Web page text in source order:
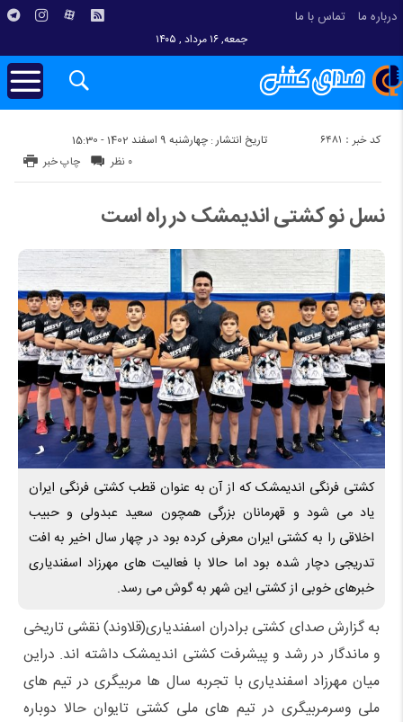
درباره ما تماس با ما
جمعه, ۱۶ مرداد , ۱۴۰۵
تاریخ انتشار : چهارشنبه 9 اسفند 1402 - 15:30 کد خبر : 6481
چاپ خبر ۰ نظر
نسل نو کشتی اندیمشک در راه است
کشتی فرنگی اندیمشک که از آن به عنوان قطب کشتی فرنگی ایران
یاد می شود و قهرمانان بزرگی همچون سعید عبدولی و حبیب
اخلاقی را به کشتی ایران معرفی کرده بود در چهار سال اخیر به افت
تدریجی دچار شده بود اما حالا با فعالیت های مهرزاد اسفندیاری
خبرهای خوبی از کشتی این شهر به گوش می رسد.
به گزارش صدای کشتی برادران اسفندیاری(قلاوند) نقشی تاریخی
و ماندگار در رشد و پیشرفت کشتی اندیمشک داشته اند. دراین
میان مهرزاد اسفندیاری با تجربه سال ها مربیگری در تیم های
ملی وسرمربیگری در تیم های ملی کشتی تایوان حالا دوباره